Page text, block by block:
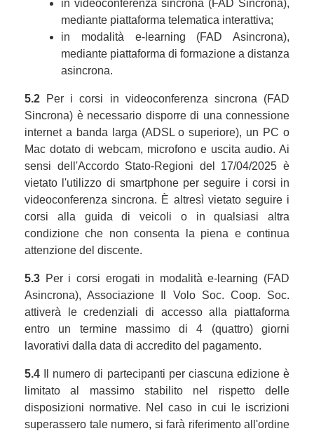
in videoconferenza sincrona (FAD Sincrona),
mediante piattaforma telematica interattiva;
in modalità e-learning (FAD Asincrona),
mediante piattaforma di formazione a distanza
asincrona.
5.2 Per i corsi in videoconferenza sincrona (FAD
Sincrona) è necessario disporre di una connessione
internet a banda larga (ADSL o superiore), un PC o
Mac dotato di webcam, microfono e uscita audio. Ai
sensi dell'Accordo Stato-Regioni del 17/04/2025 è
vietato l'utilizzo di smartphone per seguire i corsi in
videoconferenza sincrona. È altresì vietato seguire i
corsi alla guida di veicoli o in qualsiasi altra
condizione che non consenta la piena e continua
attenzione del discente.
5.3 Per i corsi erogati in modalità e-learning (FAD
Asincrona), Associazione Il Volo Soc. Coop. Soc.
attiverà le credenziali di accesso alla piattaforma
entro un termine massimo di 4 (quattro) giorni
lavorativi dalla data di accredito del pagamento.
5.4 Il numero di partecipanti per ciascuna edizione è
limitato al massimo stabilito nel rispetto delle
disposizioni normative. Nel caso in cui le iscrizioni
superassero tale numero, si farà riferimento all'ordine